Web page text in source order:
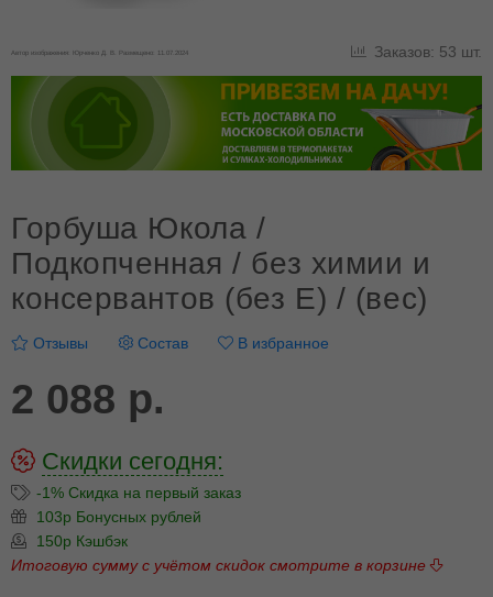
Автор изображения: Юрченко Д. В. Размещено: 11.07.2024 Заказов: 53 шт.
Горбуша Юкола /
Подкопченная / без химии и
консервантов (без E) / (вес)
Отзывы Состав В избранное
2 088 р.
Скидки сегодня:
-1% Скидка на первый заказ
103р Бонусных рублей
150р Кэшбэк
Итоговую сумму с учётом скидок смотрите в корзине